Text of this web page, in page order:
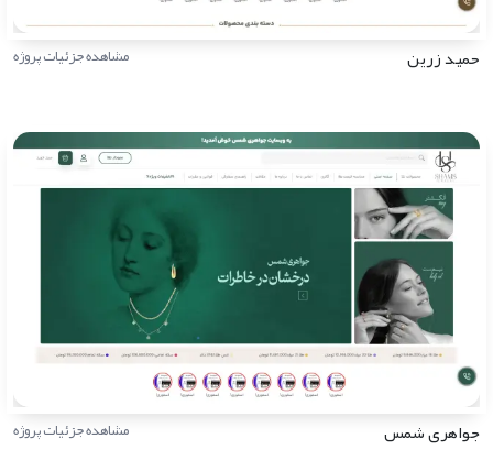
حمید زرین مشاهده جزئیات پروژه
جواهری شمس مشاهده جزئیات پروژه